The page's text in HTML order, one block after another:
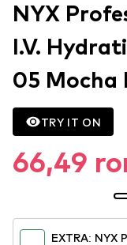
NYX
I.V.
05 Mocha
TRY IT ON
66,49
EXTRA: NYX